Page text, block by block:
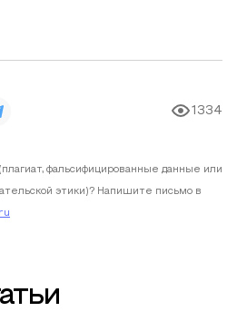
1334
фальсифицированные данные или
этики)? Напишите письмо в